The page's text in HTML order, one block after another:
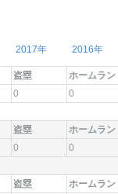
2017年 2016年
盗塁 ホームラン
0 0
盗塁 ホームラン
0 0
盗塁 ホームラン